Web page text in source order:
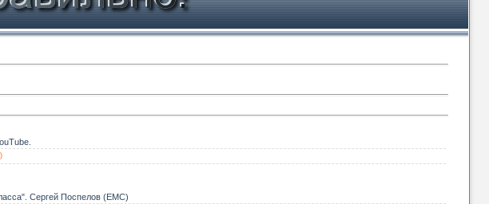
Сергей Поспелов (EMC)